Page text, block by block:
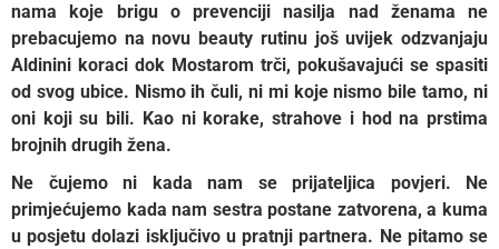
nama koje brigu o prevenciji nasilja nad ženama ne
prebacujemo na novu beauty rutinu još uvijek odzvanjaju
Aldinini koraci dok Mostarom trči, pokušavajući se spasiti
od svog ubice. Nismo ih čuli, ni mi koje nismo bile tamo, ni
oni koji su bili. Kao ni korake, strahove i hod na prstima
brojnih drugih žena.
Ne čujemo ni kada nam se prijateljica povjeri. Ne
primjećujemo kada nam sestra postane zatvorena, a kuma
u posjetu dolazi isključivo u pratnji partnera. Ne pitamo se